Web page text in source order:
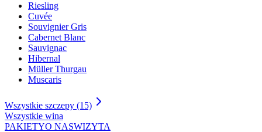
Riesling
Cuvée
Souvignier Gris
Cabernet Blanc
Sauvignac
Hibernal
Müller Thurgau
Muscaris
Wszystkie szczepy (15)
Wszystkie wina
PAKIETYO NASWIZYTA